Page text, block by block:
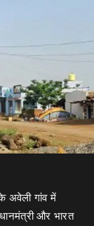
अवेली गांव में
और भारत